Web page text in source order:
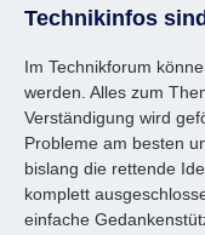
Technikinfos
Im Technikforum
werden. Alles zum
Verständigung wird
Probleme am besten
bislang die rettende
komplett
einfache